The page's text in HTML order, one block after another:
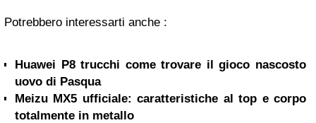
Potrebbero interessarti anche :
Huawei P8 trucchi come trovare il gioco nascosto
uovo di Pasqua
Meizu MX5 ufficiale: caratteristiche al top e corpo
totalmente in metallo